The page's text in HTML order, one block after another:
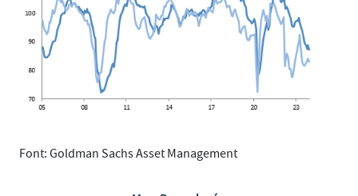
Font: Goldman Sachs Asset Management